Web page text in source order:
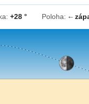
+28 ° Poloha: ↓